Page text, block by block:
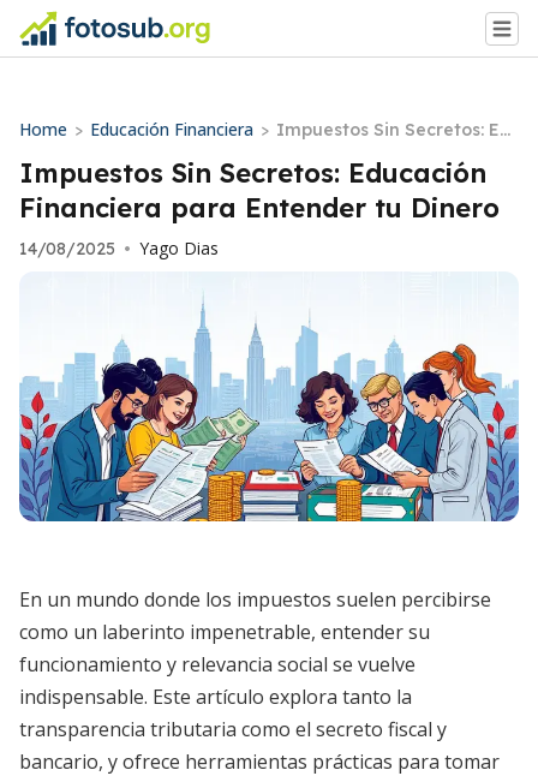
Home > Educación Financiera > Impuestos Sin Secretos: Ed
ucación Financiera para En
tender tu Dinero
Impuestos Sin Secretos: Educación
Financiera para Entender tu Dinero
14/08/2025 • Yago Dias
En un mundo donde los impuestos suelen percibirse
como un laberinto impenetrable, entender su
funcionamiento y relevancia social se vuelve
indispensable. Este artículo explora tanto la
transparencia tributaria como el secreto fiscal y
bancario, y ofrece herramientas prácticas para tomar